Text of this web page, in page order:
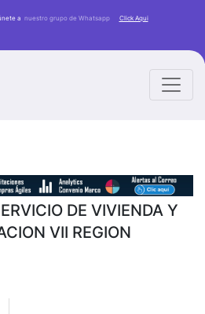
a nuestro grupo de Whatsapp Click Aqui
DE VIVIENDA Y
VII REGION